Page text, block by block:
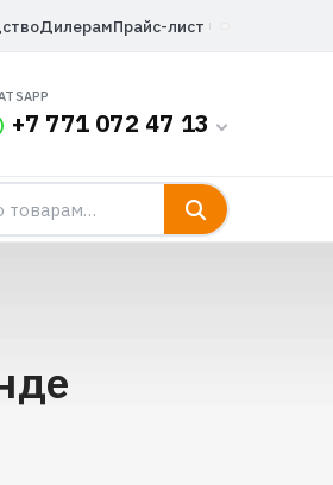
ДилерамПрайс-лист
+7 771 072 47 13